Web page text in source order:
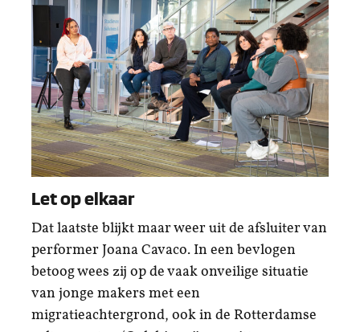
Let op elkaar
Dat laatste blijkt maar weer uit de afsluiter van
performer Joana Cavaco. In een bevlogen
betoog wees zij op de vaak onveilige situatie
van jonge makers met een
migratieachtergrond, ook in de Rotterdamse